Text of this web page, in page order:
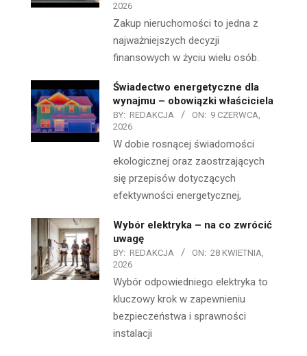
2026
Zakup nieruchomości to jedna z
najważniejszych decyzji
finansowych w życiu wielu osób.
Świadectwo energetyczne dla
wynajmu – obowiązki właściciela
BY: REDAKCJA ON: 9 CZERWCA,
2026
W dobie rosnącej świadomości
ekologicznej oraz zaostrzających
się przepisów dotyczących
efektywności energetycznej,
Wybór elektryka – na co zwrócić
uwagę
BY: REDAKCJA ON: 28 KWIETNIA,
2026
Wybór odpowiedniego elektryka to
kluczowy krok w zapewnieniu
bezpieczeństwa i sprawności
instalacji